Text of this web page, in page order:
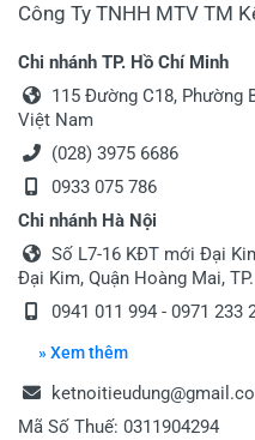
Công Ty TNHH MTV TM
Chi nhánh TP. Hồ Chí Minh
115 Đường C18, Phường
Việt Nam
(028) 3975 6686
0933 075 786
Chi nhánh Hà Nội
Số L7-16 KĐT mới Đại
Đại Kim, Quận Hoàng Mai,
0941 011 994 - 0971 233
» Xem thêm
Mã Số Thuế: 0311904294